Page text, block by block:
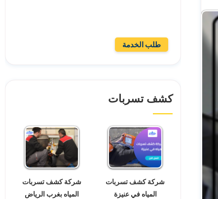
طلب الخدمة
كشف تسربات
شركة كشف تسربات
المياه في عنيزة
شركة كشف تسربات
المياه بغرب الرياض